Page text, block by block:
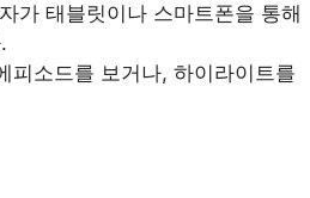
가 태블릿이나 스마트폰을 통해
피소드를 보거나, 하이라이트를